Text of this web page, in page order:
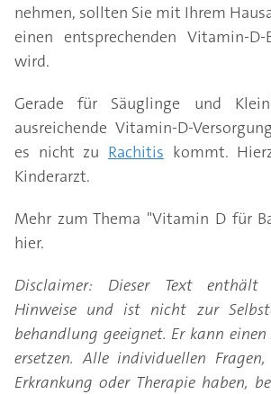
nehmen, sollten Sie mit Ihrem
einen entsprechenden Vitamin-
wird.
Gerade für Säuglinge und
ausreichende Vitamin-D-
es nicht zu Rachitis kommt.
Kinderarzt.
Mehr zum Thema "Vitamin D für
hier.
Disclaimer: Dieser Text enthält
Hinweise und ist nicht zur
behandlung geeignet. Er kann
ersetzen. Alle individuellen
Erkrankung oder Therapie haben,